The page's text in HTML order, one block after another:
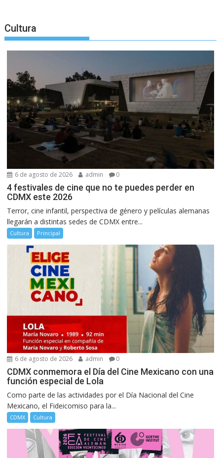
Cultura
6 de agosto de 2026 admin 0
4 festivales de cine que no te puedes perder en
CDMX este 2026
Terror, cine infantil, perspectiva de género y películas alemanas
llegarán a distintas sedes de CDMX entre...
Cultura Principal
6 de agosto de 2026 admin 0
CDMX conmemora el Día del Cine Mexicano con una
función especial de Lola
Como parte de las actividades por el Día Nacional del Cine
Mexicano, el Fideicomiso para la...
CDMX Cultura